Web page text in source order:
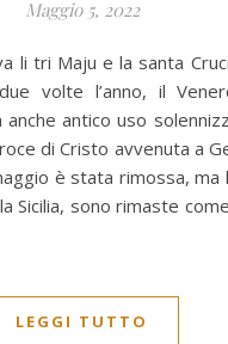
Maggio 5, 2022
li tri Maju e la santa
volte l’anno, il
anche antico uso
di Cristo avvenuta a
è stata rimossa,
sono rimaste
LEGGI TUTTO